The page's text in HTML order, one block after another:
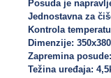
Posuda je
Jednostavna za
Kontrola
Dimenzije:
Zapremina
Težina uređaja: